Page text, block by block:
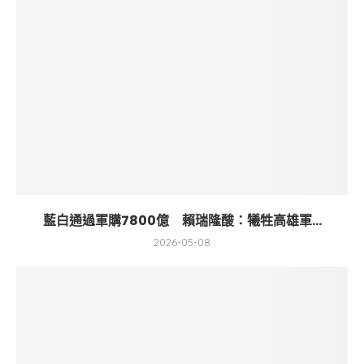
藍白通過軍購7800億 賴瑞隆酸：犧牲高雄軍...
2026-05-08